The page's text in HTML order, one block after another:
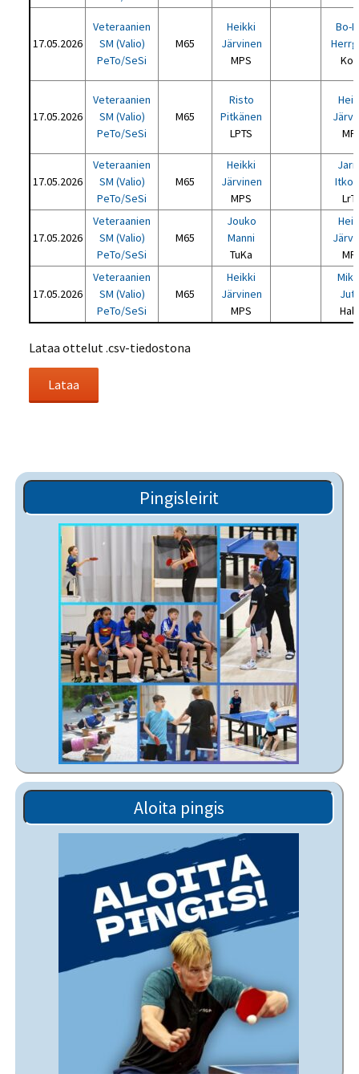
17.05.2026
Veteraanien
SM (Valio)
PeTo/SeSi
M65
Heikki
Järvinen
MPS
Bo-
17.05.2026
Veteraanien
SM (Valio)
PeTo/SeSi
M65
Risto
Pitkänen
LPTS
17.05.2026
Veteraanien
SM (Valio)
PeTo/SeSi
M65
Heikki
Järvinen
MPS
17.05.2026
Veteraanien
SM (Valio)
PeTo/SeSi
M65
Jouko
Manni
TuKa
17.05.2026
Veteraanien
SM (Valio)
PeTo/SeSi
M65
Heikki
Järvinen
MPS
Lataa ottelut .csv-tiedostona
Pingisleirit
Aloita pingis